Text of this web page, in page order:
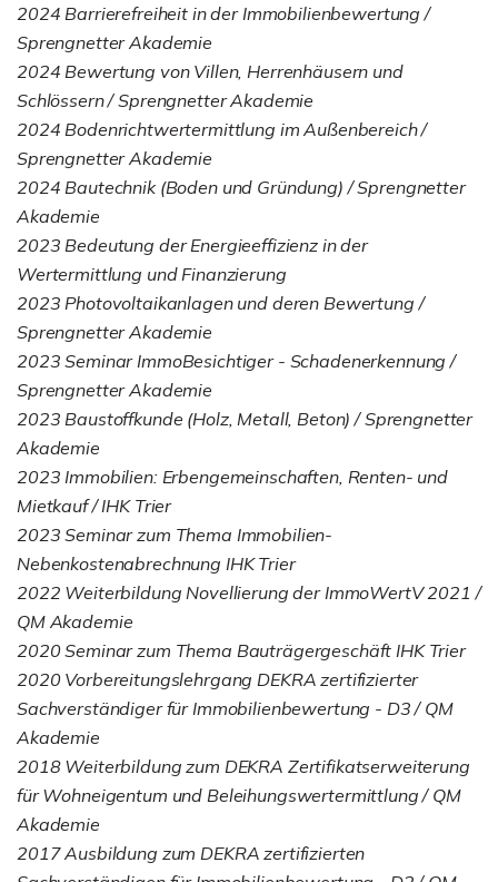
2024 Barrierefreiheit in der Immobilienbewertung /
Sprengnetter Akademie
2024 Bewertung von Villen, Herrenhäusern und
Schlössern / Sprengnetter Akademie
2024 Bodenrichtwertermittlung im Außenbereich /
Sprengnetter Akademie
2024 Bautechnik (Boden und Gründung) / Sprengnetter
Akademie
2023 Bedeutung der Energieeffizienz in der
Wertermittlung und Finanzierung
2023 Photovoltaikanlagen und deren Bewertung /
Sprengnetter Akademie
2023 Seminar ImmoBesichtiger - Schadenerkennung /
Sprengnetter Akademie
2023 Baustoffkunde (Holz, Metall, Beton) / Sprengnetter
Akademie
2023 Immobilien: Erbengemeinschaften, Renten- und
Mietkauf / IHK Trier
2023 Seminar zum Thema Immobilien-
Nebenkostenabrechnung IHK Trier
2022 Weiterbildung Novellierung der ImmoWertV 2021 /
QM Akademie
2020 Seminar zum Thema Bauträgergeschäft IHK Trier
2020 Vorbereitungslehrgang DEKRA zertifizierter
Sachverständiger für Immobilienbewertung - D3 / QM
Akademie
2018 Weiterbildung zum DEKRA Zertifikatserweiterung
für Wohneigentum und Beleihungswertermittlung / QM
Akademie
2017 Ausbildung zum DEKRA zertifizierten